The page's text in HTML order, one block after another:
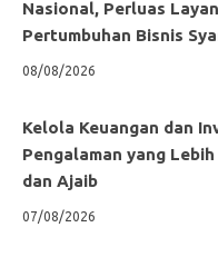
Nasional, Perluas
Pertumbuhan Bisnis
08/08/2026
Kelola Keuangan dan
Pengalaman yang
dan Ajaib
07/08/2026